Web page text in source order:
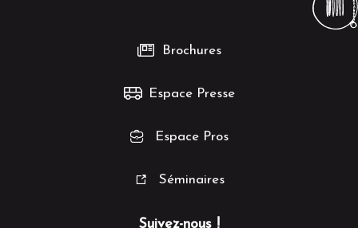
Suivez-nous !
Brochures
Espace Presse
Espace Pros
Séminaires